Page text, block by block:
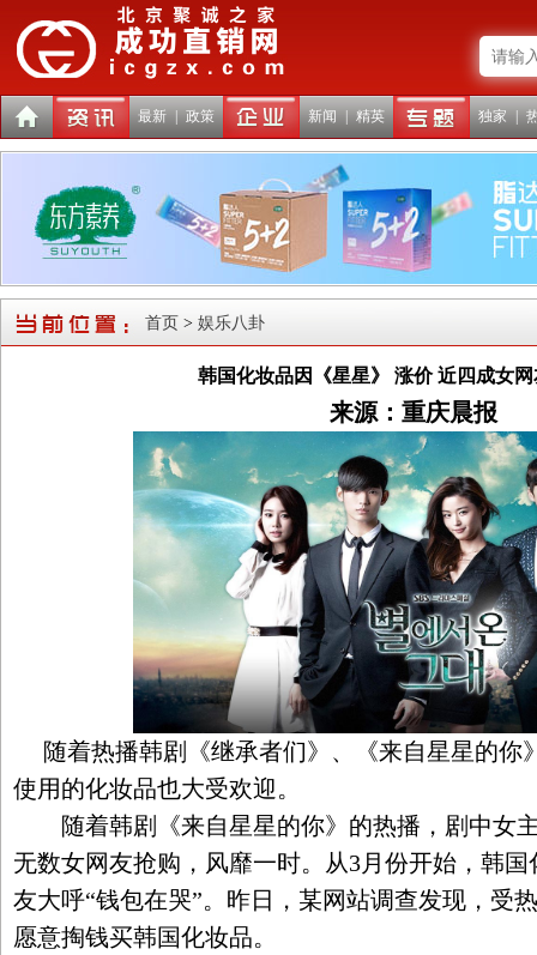
最新 政策 新闻 精英 独家
首页 > 娱乐八卦
韩国化妆品因《星星》 涨价 近四成女
来源：重庆晨报
随着热播韩剧《继承者们》、《来自星星的你
使用的化妆品也大受欢迎。
随着韩剧《来自星星的你》的热播，剧中女
无数女网友抢购，风靡一时。从3月份开始，韩
友大呼“钱包在哭”。昨日，某网站调查发现，受
愿意掏钱买韩国化妆品。